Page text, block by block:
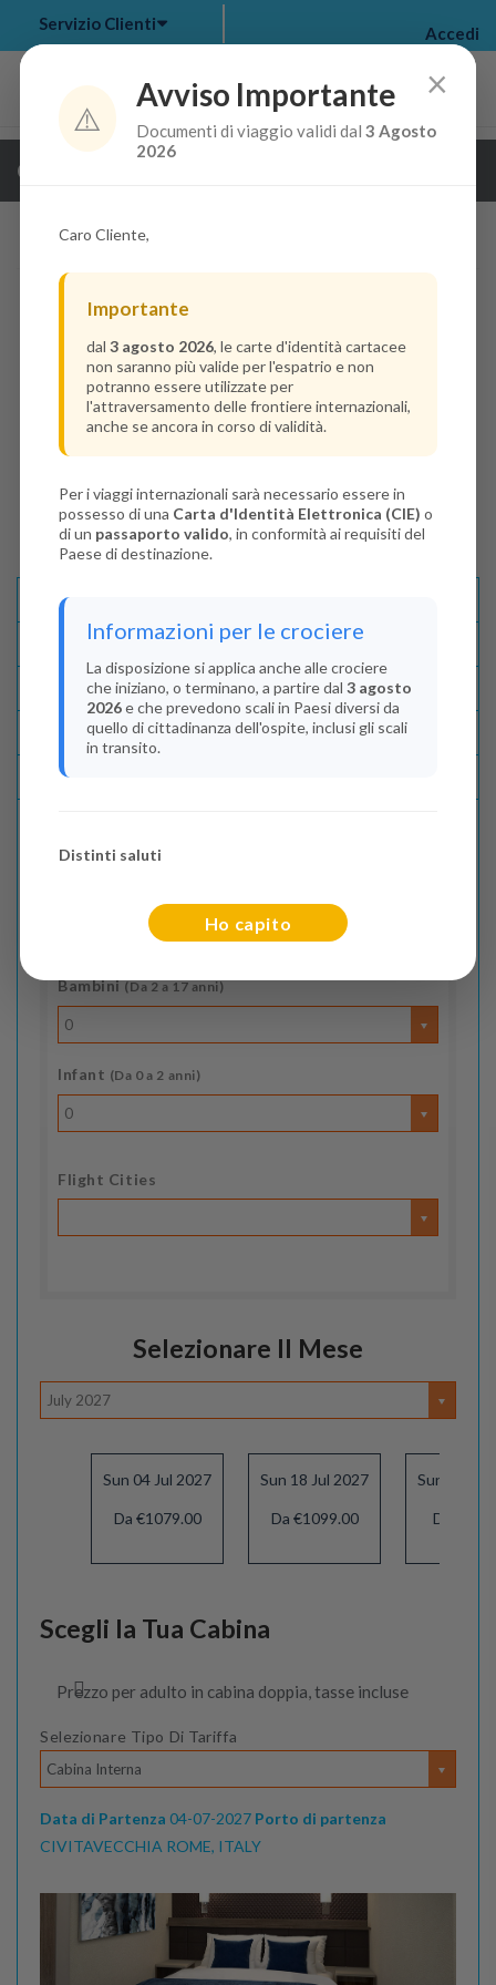
my bookings >
Servizio Clienti Accedi
Guarda i dettagli della crociera
Disponibilità
Condizioni
Recensioni
Indica il numero dei passeggeri
Bambini(Da 2 a 17 anni)
0
Infant (Da 0 a 2 anni)
0
Flight Cities
Selezionare Il Mese
July 2027
Sun 04 Jul 2027
Da €1079.00
Sun 18 Jul 2027
Da €1099.00
Sun 01
Da
Scegli la Tua Cabina
Prezzo per adulto in cabina doppia, tasse incluse
Selezionare Tipo Di Tariffa
Cabina Interna
Data di Partenza 04-07-2027 Porto di partenza
CIVITAVECCHIA ROME, ITALY
×
⚠️
Avviso Importante
Documenti di viaggio validi dal3 Agosto
2026
Caro Cliente,
Importante
dal 3 agosto 2026, le carte d'identità cartacee
non saranno più valide per l'espatrio e non
potranno essere utilizzate per
l'attraversamento delle frontiere internazionali,
anche se ancora in corso di validità.
Per i viaggi internazionali sarà necessario essere in
possesso di una Carta d'Identità Elettronica (CIE) o
di un passaporto valido, in conformità ai requisiti del
Paese di destinazione.
Informazioni per le crociere
La disposizione si applica anche alle crociere
che iniziano, o terminano, a partire dal 3 agosto
2026e che prevedono scali in Paesi diversi da
quello di cittadinanza dell'ospite, inclusi gli scali
in transito.
Distinti saluti
Ho capito